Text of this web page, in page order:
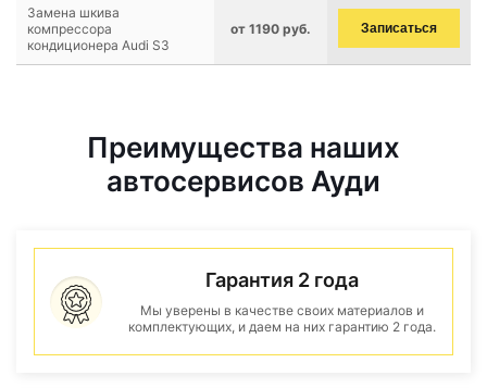
Замена шкива
компрессора
кондиционера Audi S3
от 1190 руб. Записаться
Преимущества наших
автосервисов Ауди
Гарантия 2 года
Мы уверены в качестве своих материалов и
комплектующих, и даем на них гарантию 2 года.